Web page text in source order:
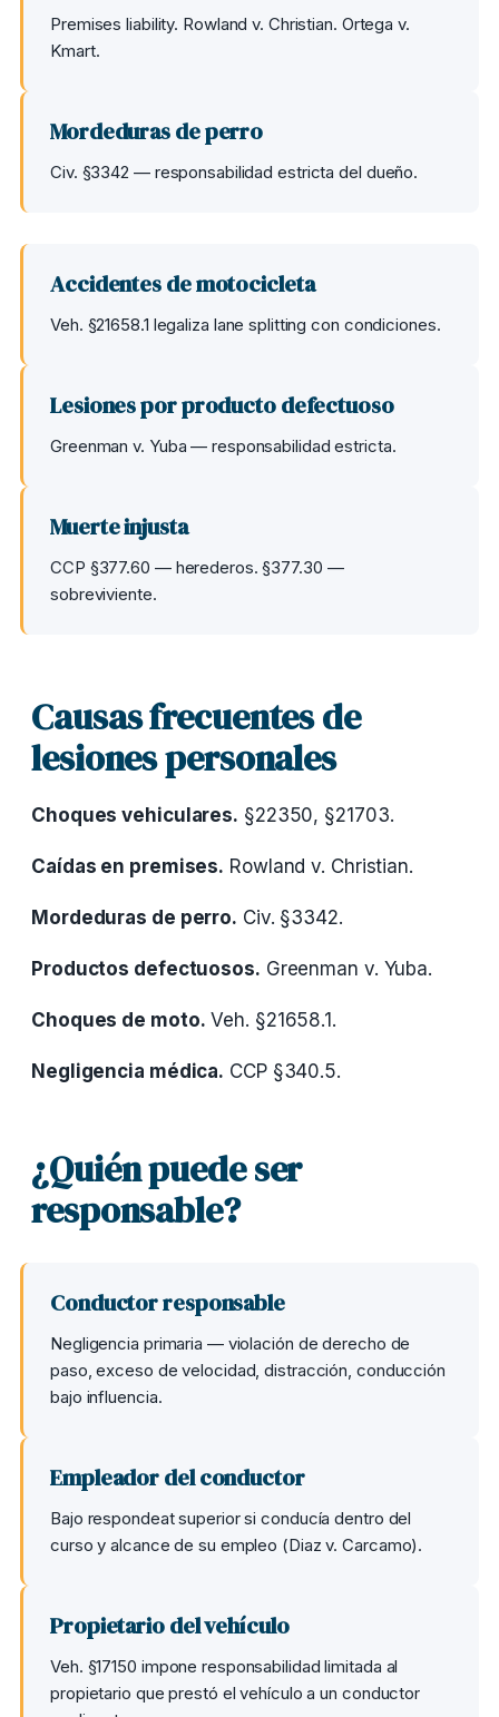
Premises liability. Rowland v. Christian. Ortega v.
Kmart.
Mordeduras de perro
Civ. §3342 — responsabilidad estricta del dueño.
Accidentes de motocicleta
Veh. §21658.1 legaliza lane splitting con condiciones.
Lesiones por producto defectuoso
Greenman v. Yuba — responsabilidad estricta.
Muerte injusta
CCP §377.60 — herederos. §377.30 —
sobreviviente.
Causas frecuentes de
lesiones personales
Choques vehiculares. §22350, §21703.
Caídas en premises. Rowland v. Christian.
Mordeduras de perro. Civ. §3342.
Productos defectuosos. Greenman v. Yuba.
Choques de moto. Veh. §21658.1.
Negligencia médica. CCP §340.5.
¿Quién puede ser
responsable?
Conductor responsable
Negligencia primaria — violación de derecho de
paso, exceso de velocidad, distracción, conducción
bajo influencia.
Empleador del conductor
Bajo respondeat superior si conducía dentro del
curso y alcance de su empleo (Diaz v. Carcamo).
Propietario del vehículo
Veh. §17150 impone responsabilidad limitada al
propietario que prestó el vehículo a un conductor